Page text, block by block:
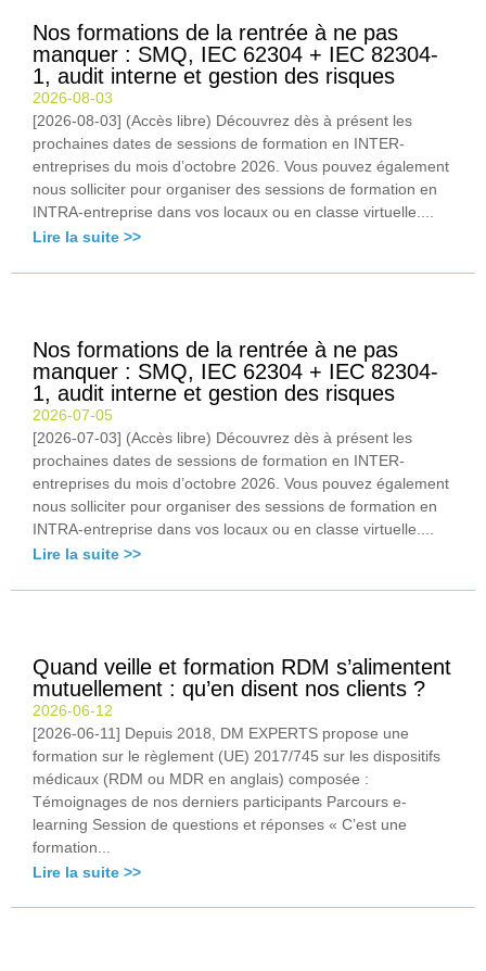
Nos formations de la rentrée à ne pas
manquer : SMQ, IEC 62304 + IEC 82304-
1, audit interne et gestion des risques
2026-08-03
[2026-08-03] (Accès libre) Découvrez dès à présent les
prochaines dates de sessions de formation en INTER-
entreprises du mois d’octobre 2026. Vous pouvez également
nous solliciter pour organiser des sessions de formation en
INTRA-entreprise dans vos locaux ou en classe virtuelle....
Lire la suite >>
Nos formations de la rentrée à ne pas
manquer : SMQ, IEC 62304 + IEC 82304-
1, audit interne et gestion des risques
2026-07-05
[2026-07-03] (Accès libre) Découvrez dès à présent les
prochaines dates de sessions de formation en INTER-
entreprises du mois d’octobre 2026. Vous pouvez également
nous solliciter pour organiser des sessions de formation en
INTRA-entreprise dans vos locaux ou en classe virtuelle....
Lire la suite >>
Quand veille et formation RDM s’alimentent
mutuellement : qu’en disent nos clients ?
2026-06-12
[2026-06-11] Depuis 2018, DM EXPERTS propose une
formation sur le règlement (UE) 2017/745 sur les dispositifs
médicaux (RDM ou MDR en anglais) composée :
Témoignages de nos derniers participants Parcours e-
learning Session de questions et réponses « C’est une
formation...
Lire la suite >>